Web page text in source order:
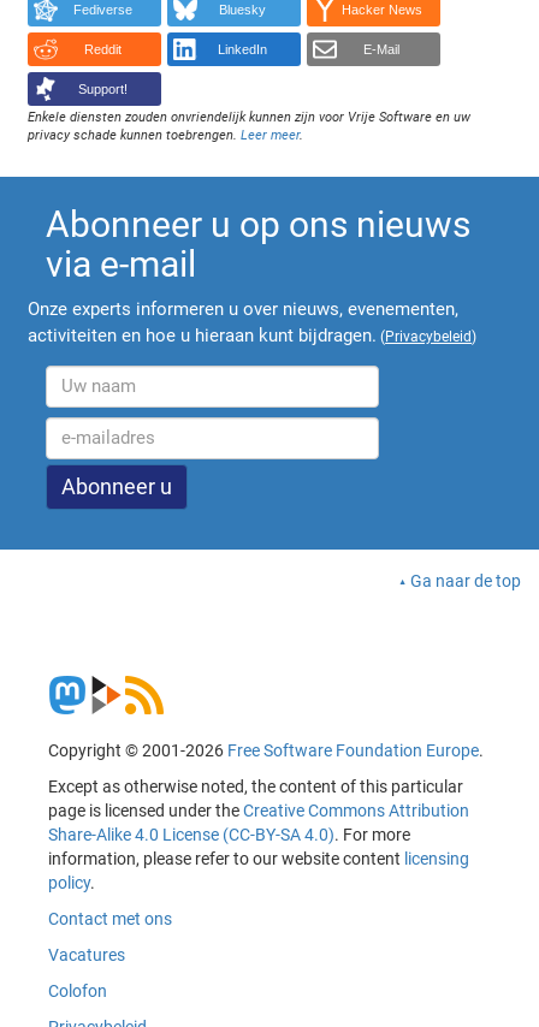
Fediverse Bluesky Hacker News
Reddit LinkedIn E-Mail
Support!
Enkele diensten zouden onvriendelijk kunnen zijn voor Vrije Software en uw
privacy schade kunnen toebrengen.Leer meer.
Abonneer u op ons nieuws
via e-mail
Onze experts informeren u over nieuws, evenementen,
activiteiten en hoe u hieraan kunt bijdragen. (Privacybeleid)
Ga naar de top
Copyright © 2001-2026 Free Software Foundation Europe.
Except as otherwise noted, the content of this particular
page is licensed under theCreative Commons Attribution
Share-Alike 4.0 License (CC-BY-SA 4.0). For more
information, please refer to our website content licensing
policy.
Contact met ons
Vacatures
Colofon